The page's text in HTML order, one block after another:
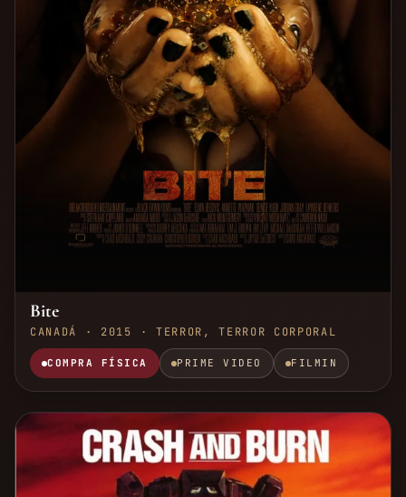
Bite
CANADÁ · 2015 · TERROR, TERROR CORPORAL
COMPRA FÍSICA PRIME VIDEO FILMIN